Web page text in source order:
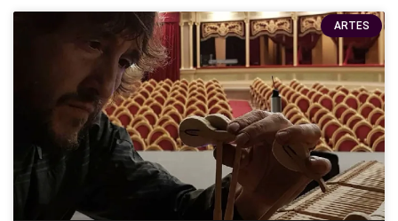
ARTES